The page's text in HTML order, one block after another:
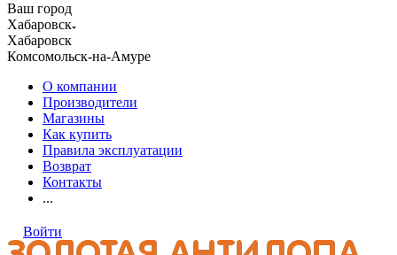
Ваш город
Хабаровск
Хабаровск
Комсомольск-на-Амуре
О компании
Производители
Магазины
Как купить
Правила эксплуатации
Возврат
Контакты
...
Войти